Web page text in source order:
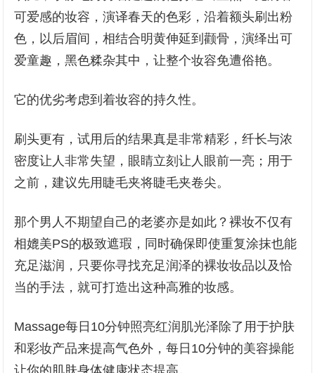
可爱感的妆容，演译春天的色彩，沿着额头刷出粉
色，以后眉间，相结合明黄伸延到颧骨，演绎出可
爱童趣，黑色糅杂其中，让整个妆容免遭俗艳。
它的优劣考虑到着妆容的持久性。
刷头更有，试用后的结果真是非常精彩，纤长与浓
密度让人非常失望，眼睛立刻让人眼前一亮；用于
之前，建议先用睫毛夹将睫毛夹卷尖。
那个男人不期望自己的老婆亦是如此？裸妆不仅有
相媲美PS的极致遮瑕，同时确保即使重复涂抹也能
充足滋润，只要你寻找充足润泽的裸妆妆品以及恰
当的手法，就可打造出这种高雅的妆感。
Massage每日10分钟照亮红润肌光泽除了用于护肤
和彩妆产品来提高气色外，每日10分钟的美容操能
让你的肌肤身体健康状态提高。